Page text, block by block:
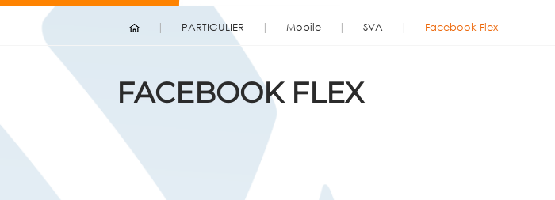
PARTICULIER Mobile SVA Facebook Flex
FACEBOOK FLEX